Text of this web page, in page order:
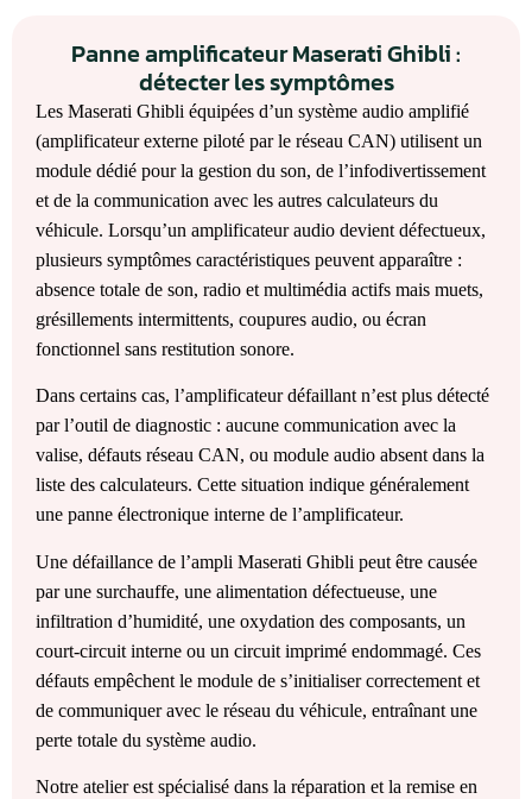
Panne amplificateur Maserati Ghibli :
détecter les symptômes
Les Maserati Ghibli équipées d’un système audio amplifié
(amplificateur externe piloté par le réseau CAN) utilisent un
module dédié pour la gestion du son, de l’infodivertissement
et de la communication avec les autres calculateurs du
véhicule. Lorsqu’un amplificateur audio devient défectueux,
plusieurs symptômes caractéristiques peuvent apparaître :
absence totale de son, radio et multimédia actifs mais muets,
grésillements intermittents, coupures audio, ou écran
fonctionnel sans restitution sonore.
Dans certains cas, l’amplificateur défaillant n’est plus détecté
par l’outil de diagnostic : aucune communication avec la
valise, défauts réseau CAN, ou module audio absent dans la
liste des calculateurs. Cette situation indique généralement
une panne électronique interne de l’amplificateur.
Une défaillance de l’ampli Maserati Ghibli peut être causée
par une surchauffe, une alimentation défectueuse, une
infiltration d’humidité, une oxydation des composants, un
court-circuit interne ou un circuit imprimé endommagé. Ces
défauts empêchent le module de s’initialiser correctement et
de communiquer avec le réseau du véhicule, entraînant une
perte totale du système audio.
Notre atelier est spécialisé dans la réparation et la remise en